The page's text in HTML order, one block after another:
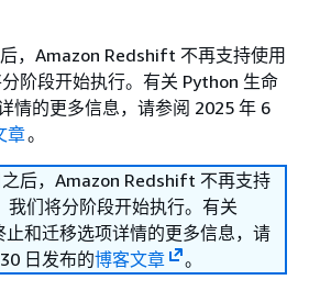
，Amazon Redshift 不再支持使用
阶段开始执行。有关 Python 生命
情的更多信息，请参阅 2025 年 6
章。
后，Amazon Redshift 不再支持
我们将分阶段开始执行。有关
和迁移选项详情的更多信息，请
日发布的博客文章 。